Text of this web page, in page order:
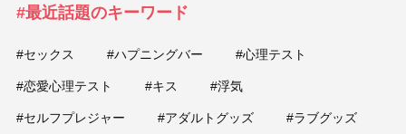
#最近話題のキーワード
#セックス #ハプニングバー #心理テスト
#恋愛心理テスト #キス #浮気
#セルフプレジャー #アダルトグッズ #ラブグッズ